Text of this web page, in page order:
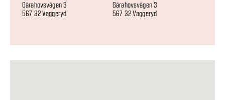
Gärahovsvägen 3
567 32 Vaggeryd
Gärahovsvägen 3
567 32 Vaggeryd